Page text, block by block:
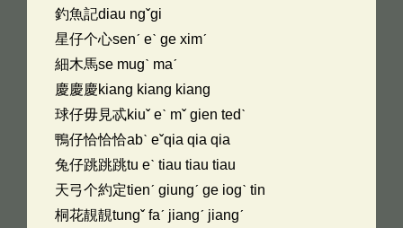
釣魚記diau ngˇgi
星仔个心senˊ eˋ ge ximˊ
細木馬se mugˋ maˊ
慶慶慶kiang kiang kiang
球仔毋見忒kiuˇ eˋ mˇ gien tedˋ
鴨仔恰恰恰abˋ eˇqia qia qia
兔仔跳跳跳tu eˋ tiau tiau tiau
天弓个約定tienˊ giungˊ ge iogˋ tin
桐花靚靚tungˇ faˊ jiangˊ jiangˊ